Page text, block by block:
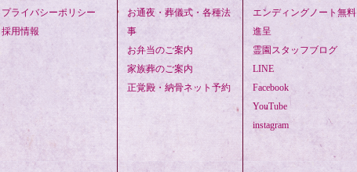
プライバシーポリシー
採用情報
お通夜・葬儀式・各種法
事
お弁当のご案内
家族葬のご案内
正覚殿・納骨ネット予約
エンディングノート無料
進呈
霊園スタッフブログ
LINE
Facebook
YouTube
instagram